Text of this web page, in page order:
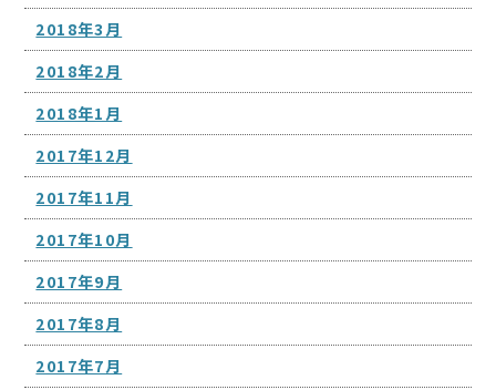
2018年3月
2018年2月
2018年1月
2017年12月
2017年11月
2017年10月
2017年9月
2017年8月
2017年7月